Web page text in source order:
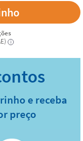
i
e receba
preço